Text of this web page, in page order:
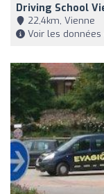
Driving School
22,4km, Vienne
Voir les